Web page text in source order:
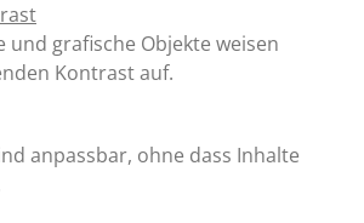
und grafische Objekte weisen
Kontrast auf.
anpassbar, ohne dass Inhalte